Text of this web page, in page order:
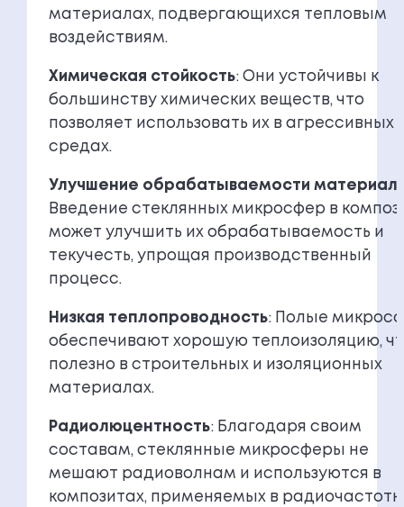
материалах, подвергающихся тепловым
воздействиям.
Химическая стойкость: Они устойчивы к
большинству химических веществ, что
позволяет использовать их в агрессивных
средах.
Улучшение обрабатываемости
Введение стеклянных микросфер в
может улучшить их обрабатываемость и
текучесть, упрощая производственный
процесс.
Низкая теплопроводность: Полые
обеспечивают хорошую теплоизоляцию,
полезно в строительных и изоляционных
материалах.
Радиолюцентность: Благодаря своим
составам, стеклянные микросферы не
мешают радиоволнам и используются в
композитах, применяемых в